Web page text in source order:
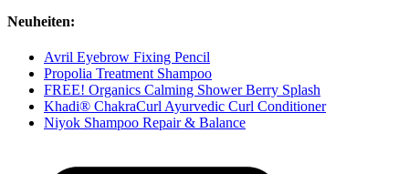
Neuheiten:
Avril Eyebrow Fixing Pencil
Propolia Treatment Shampoo
FREE! Organics Calming Shower Berry Splash
Khadi® ChakraCurl Ayurvedic Curl Conditioner
Niyok Shampoo Repair & Balance